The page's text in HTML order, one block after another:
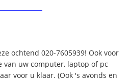
ochtend 020-7605939! Ook voor
van uw computer, laptop of pc
voor u klaar. (Ook 's avonds en